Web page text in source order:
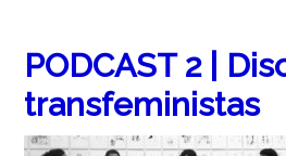
PODCAST 2 |
transfeministas